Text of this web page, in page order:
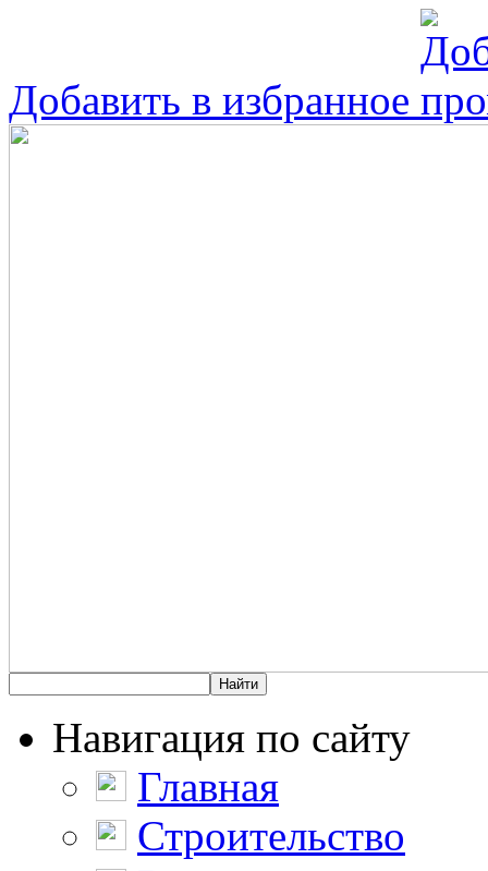
Добавить в избранное
Навигация по сайту
Главная
Строительство